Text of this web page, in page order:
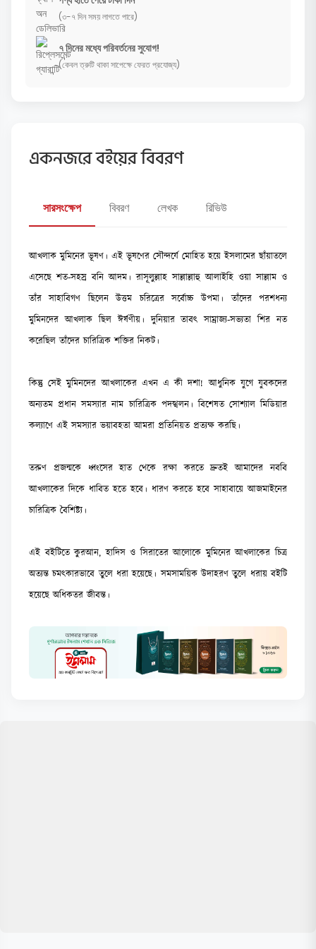
(৩-৭ দিন সময় লাগতে পারে)
৭ দিনের মধ্যে পরিবর্তনের সুযোগ!
(কেবল ত্রুটি থাকা সাপেক্ষে ফেরত প্রযোজ্য)
একনজরে বইয়ের বিবরণ
সারসংক্ষেপ বিবরণ লেখক রিভিউ
আখলাক মুমিনের ভূষণ। এই ভূষণের সৌন্দর্যে মোহিত হয়ে ইসলামের ছাঁয়াতলে
এসেছে শত-সহস্র বনি আদম। রাসূলুল্লাহ সাল্লাল্লাহু আলাইহি ওয়া সাল্লাম ও
তাঁর সাহাবিগণ ছিলেন উত্তম চরিত্রের সর্বোচ্চ উপমা। তাঁদের পরশধন্য
মুমিনদের আখলাক ছিল ঈর্ষণীয়। দুনিয়ার তাবৎ সাম্রাজ্য-সভ্যতা শির নত
করেছিল তাঁদের চারিত্রিক শক্তির নিকট।
কিন্তু সেই মুমিনদের আখলাকের এখন এ কী দশা! আধুনিক যুগে যুবকদের
অন্যতম প্রধান সমস্যার নাম চারিত্রিক পদস্খলন। বিশেষত সোশ্যাল মিডিয়ার
কল্যাণে এই সমস্যার ভয়াবহতা আমরা প্রতিনিয়ত প্রত্যক্ষ করছি।
তরুণ প্রজন্মকে ধ্বংসের হাত থেকে রক্ষা করতে দ্রুতই আমাদের নববি
আখলাকের দিকে ধাবিত হতে হবে। ধারণ করতে হবে সাহাবায়ে আজমাইনের
চারিত্রিক বৈশিষ্ট্য।
এই বইটিতে কুরআন, হাদিস ও সিরাতের আলোকে মুমিনের আখলাকের চিত্র
অত্যন্ত চমৎকারভাবে তুলে ধরা হয়েছে। সমসাময়িক উদাহরণ তুলে ধরায় বইটি
হয়েছে অধিকতর জীবন্ত।